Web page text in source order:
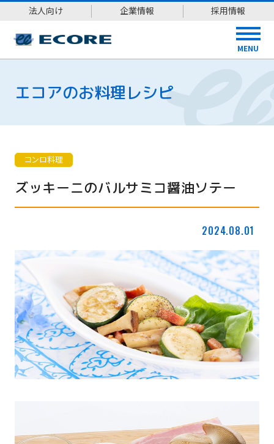
法人向け 企業情報 採用情報
MENU
エコアのお料理レシピ
コンロ料理
ズッキーニのバルサミコ醤油ソテー
2024.08.01